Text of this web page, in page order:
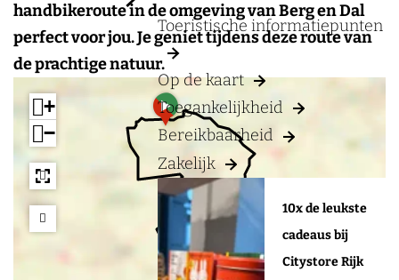
Toeristische informatiepunten
Op de kaart
Toegankelijkheid
Bereikbaarheid
Zakelijk
10x de leukste
cadeaus bij
Citystore Rijk
handbikeroute in de omgeving van Berg en Dal
perfect voor jou. Je geniet tijdens deze route van
de prachtige natuur.
a
d
+
−